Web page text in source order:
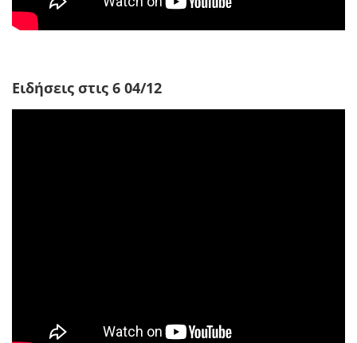
Ειδήσεις στις 6 04/12